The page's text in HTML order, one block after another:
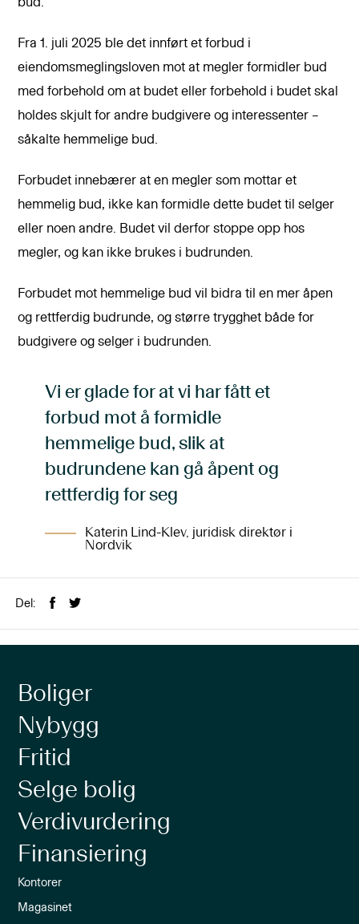
Fra 1. juli 2025 ble det innført et forbud i
eiendomsmeglingsloven mot at megler formidler bud
med forbehold om at budet eller forbehold i budet skal
holdes skjult for andre budgivere og interessenter –
såkalte hemmelige bud.
Forbudet innebærer at en megler som mottar et
hemmelig bud, ikke kan formidle dette budet til selger
eller noen andre. Budet vil derfor stoppe opp hos
megler, og kan ikke brukes i budrunden.
Forbudet mot hemmelige bud vil bidra til en mer åpen
og rettferdig budrunde, og større trygghet både for
budgivere og selger i budrunden.
Vi er glade for at vi har fått et
forbud mot å formidle
hemmelige bud, slik at
budrundene kan gå åpent og
rettferdig for seg
Katerin Lind-Klev, juridisk direktør i
Nordvik
Del:
Boliger
Nybygg
Fritid
Selge bolig
Verdivurdering
Finansiering
Kontorer
Magasinet